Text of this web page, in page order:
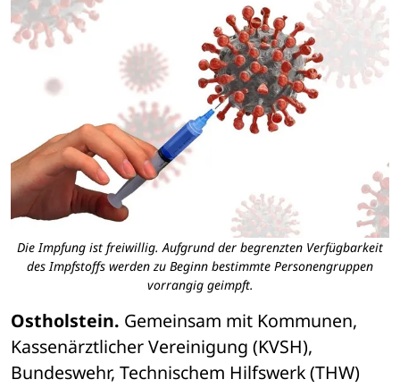
Die Impfung ist freiwillig. Aufgrund der begrenzten Verfügbarkeit
des Impfstoffs werden zu Beginn bestimmte Personengruppen
vorrangig geimpft.
Ostholstein. Gemeinsam mit Kommunen,
Kassenärztlicher Vereinigung (KVSH),
Bundeswehr, Technischem Hilfswerk (THW)